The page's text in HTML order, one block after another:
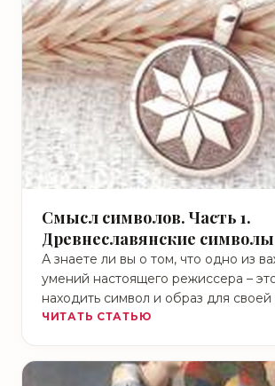
Смысл символов. Часть 1.
Древнеславянские символы
А знаете ли вы о том, что одно из
умений настоящего режиссера –
находить символ и образ для своей
ЧИТАТЬ СТАТЬЮ